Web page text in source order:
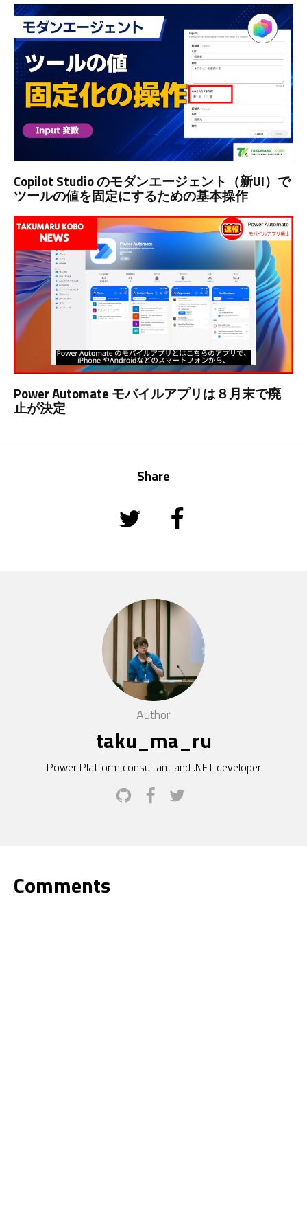
Copilot Studio のモダンエージェント（新UI）で
ツールの値を固定にするための基本操作
Power Automate モバイルアプリは８月末で廃
止が決定
Share
Author
taku_ma_ru
Power Platform consultant and .NET developer
Comments